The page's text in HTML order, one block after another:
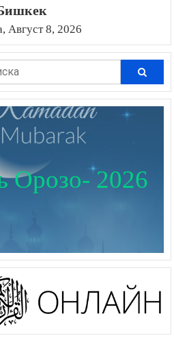
Август 8, 2026
Орозо- 2026